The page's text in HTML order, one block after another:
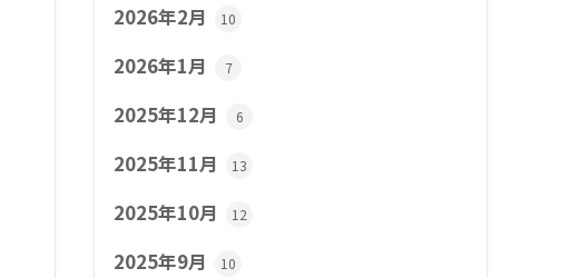
2026年2月 10
2026年1月 7
2025年12月 6
2025年11月 13
2025年10月 12
2025年9月 10